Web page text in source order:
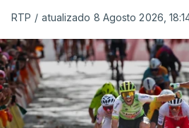
RTP / atualizado 8 Agosto 2026,